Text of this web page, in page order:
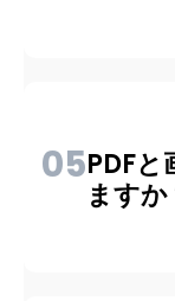
05PDFと
ますか